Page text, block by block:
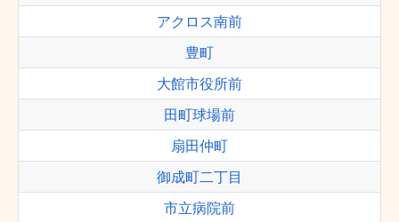
アクロス南前
豊町
大館市役所前
田町球場前
扇田仲町
御成町二丁目
市立病院前